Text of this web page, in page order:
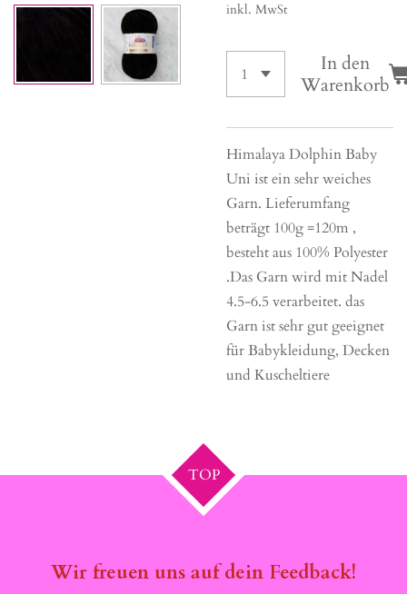
inkl. MwSt
In den
Warenkorb
Himalaya Dolphin Baby
Uni ist ein sehr weiches
Garn. Lieferumfang
beträgt 100g =120m ,
besteht aus 100% Polyester
.Das Garn wird mit Nadel
4.5-6.5 verarbeitet. das
Garn ist sehr gut geeignet
für Babykleidung, Decken
und Kuscheltiere
TOP
Wir freuen uns auf dein Feedback!